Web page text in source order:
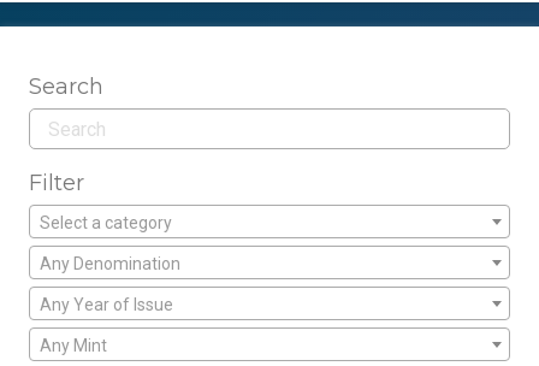
Search
Filter
Select a category
Any Denomination
Any Year of Issue
Any Mint